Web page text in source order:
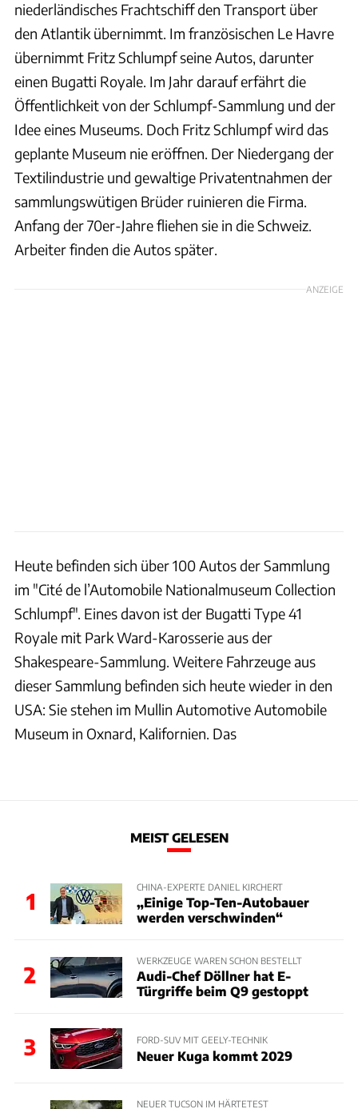
niederländisches Frachtschiff den Transport über
den Atlantik übernimmt. Im französischen Le Havre
übernimmt Fritz Schlumpf seine Autos, darunter
einen Bugatti Royale. Im Jahr darauf erfährt die
Öffentlichkeit von der Schlumpf-Sammlung und der
Idee eines Museums. Doch Fritz Schlumpf wird das
geplante Museum nie eröffnen. Der Niedergang der
Textilindustrie und gewaltige Privatentnahmen der
sammlungswütigen Brüder ruinieren die Firma.
Anfang der 70er-Jahre fliehen sie in die Schweiz.
Arbeiter finden die Autos später.
ANZEIGE
Heute befinden sich über 100 Autos der Sammlung
im "Cité de l’Automobile Nationalmuseum Collection
Schlumpf". Eines davon ist der Bugatti Type 41
Royale mit Park Ward-Karosserie aus der
Shakespeare-Sammlung. Weitere Fahrzeuge aus
dieser Sammlung befinden sich heute wieder in den
USA: Sie stehen im Mullin Automotive Automobile
Museum in Oxnard, Kalifornien. Das
MEIST GELESEN
1
CHINA-EXPERTE DANIEL KIRCHERT
„Einige Top-Ten-Autobauer
werden verschwinden“
2
WERKZEUGE WAREN SCHON BESTELLT
Audi-Chef Döllner hat E-
Türgriffe beim Q9 gestoppt
3 FORD-SUV MIT GEELY-TECHNIK
Neuer Kuga kommt 2029
NEUER TUCSON IM HÄRTETEST